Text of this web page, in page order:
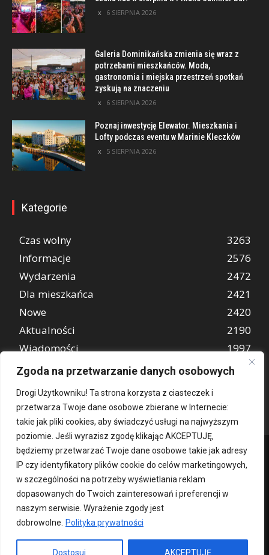
Zgoda na przetwarzanie danych osobowych
Drogi Użytkowniku! Ta strona korzysta z ciasteczek i
przetwarza Twoje dane osobowe zbierane w Internecie:
takie jak pliki cookies, aby świadczyć usługi na najwyższym
poziomie. Jeśli wyrazisz zgodę klikając AKCEPTUJĘ,
będziemy przetwarzać Twoje dane osobowe takie jak adresy
IP czy identyfikatory plików cookie do celów marketingowych,
w szczególności na potrzeby wyświetlania reklam
dopasowanych do Twoich zainteresowań i preferencji w
naszym serwisie. Wyrażenie zgody jest
dobrowolne.
Polityka prywatności
Dostosuj AKCEPTUJĘ
6 SIERPNIA 2026
Galeria Dominikańska zmienia się wraz z
potrzebami mieszkańców. Moda,
gastronomia i miejska przestrzeń spotkań
zyskują na znaczeniu
6 SIERPNIA 2026
Poznaj inwestycję Elewator. Mieszkania i
Lofty podczas eventu w Marinie Kleczków
5 SIERPNIA 2026
Kategorie
Czas wolny
3263
Informacje
2576
Wydarzenia
2472
Dla mieszkańca
2421
Nowe
2420
Aktualności
2190
Wiadomości
1997
REKLAMA
849
Kontakt O nas Patronat medialny